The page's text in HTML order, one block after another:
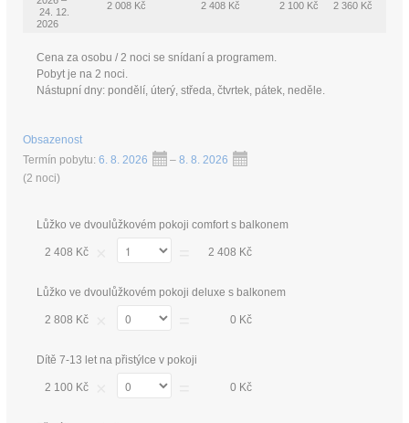
24. 12.
2026
2 008 Kč 2 408 Kč 2 100 Kč 2 360 Kč
Cena za osobu / 2 noci se snídaní a programem.
Pobyt je na 2 noci.
Nástupní dny: pondělí, úterý, středa, čtvrtek, pátek, neděle.
Obsazenost
Termín pobytu: 6. 8. 2026 – 8. 8. 2026
(2 noci)
Lůžko ve dvoulůžkovém pokoji comfort s balkonem
2 408 Kč 2 408 Kč
Lůžko ve dvoulůžkovém pokoji deluxe s balkonem
2 808 Kč 0 Kč
Dítě 7-13 let na přistýlce v pokoji
2 100 Kč 0 Kč